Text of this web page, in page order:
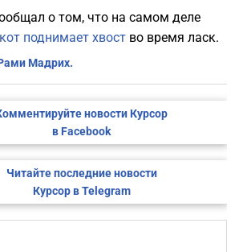
о том, что на самом деле
кот поднимает хвост во время ласк.
Мадрих.
новости Курсор
в Facebook
Читайте последние новости
Курсор в Telegram